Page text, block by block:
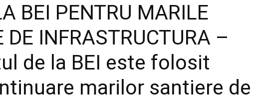
BEI PENTRU MARILE
DE INFRASTRUCTURA –
de la BEI este folosit
marilor santiere de